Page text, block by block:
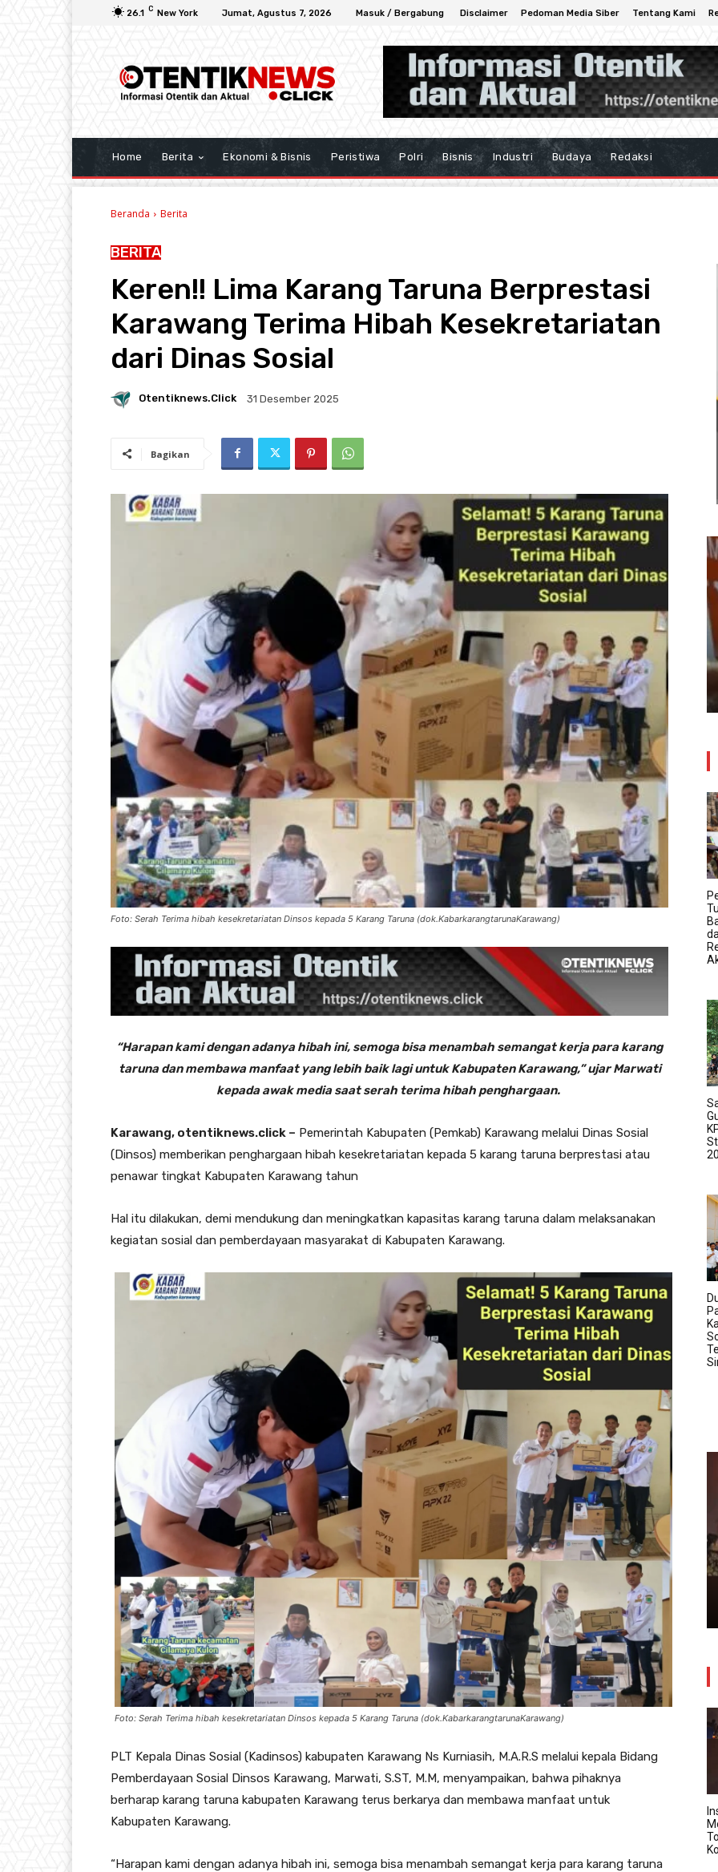
26.1 C New York Jumat, Agustus 7, 2026 Masuk / Bergabung Disclaimer Pedoman Media Siber Tentang Kami
Home Berita Ekonomi & Bisnis Peristiwa Polri Bisnis Industri Budaya Redaksi
Beranda Berita
BERITA
Keren!! Lima Karang Taruna Berprestasi
Karawang Terima Hibah Kesekretariatan
dari Dinas Sosial
Otentiknews.click 31 Desember 2025
Bagikan
Foto: Serah Terima hibah kesekretariatan Dinsos kepada 5 Karang Taruna (dok.KabarkarangtarunaKarawang)
“Harapan kami dengan adanya hibah ini, semoga bisa menambah semangat kerja para karang
taruna dan membawa manfaat yang lebih baik lagi untuk Kabupaten Karawang,” ujar Marwati
kepada awak media saat serah terima hibah penghargaan.
Karawang, otentiknews.click – Pemerintah Kabupaten (Pemkab) Karawang melalui Dinas Sosial
(Dinsos) memberikan penghargaan hibah kesekretariatan kepada 5 karang taruna berprestasi atau
penawar tingkat Kabupaten Karawang tahun
Hal itu dilakukan, demi mendukung dan meningkatkan kapasitas karang taruna dalam melaksanakan
kegiatan sosial dan pemberdayaan masyarakat di Kabupaten Karawang.
Foto: Serah Terima hibah kesekretariatan Dinsos kepada 5 Karang Taruna (dok.KabarkarangtarunaKarawang)
PLT Kepala Dinas Sosial (Kadinsos) kabupaten Karawang Ns Kurniasih, M.A.R.S melalui kepala Bidang
Pemberdayaan Sosial Dinsos Karawang, Marwati, S.ST, M.M, menyampaikan, bahwa pihaknya
berharap karang taruna kabupaten Karawang terus berkarya dan membawa manfaat untuk
Kabupaten Karawang.
“Harapan kami dengan adanya hibah ini, semoga bisa menambah semangat kerja para karang taruna
Usut Keras Tawuran Remaja di
Klari, Polres Karawang Lakukan
Olah TKP dan Buru Pelaku
Insiden Kebakaran Melanda
Bangunan Toko Swalayan Tokma
Kosambi Jum’at Malam
24 Juli 2026